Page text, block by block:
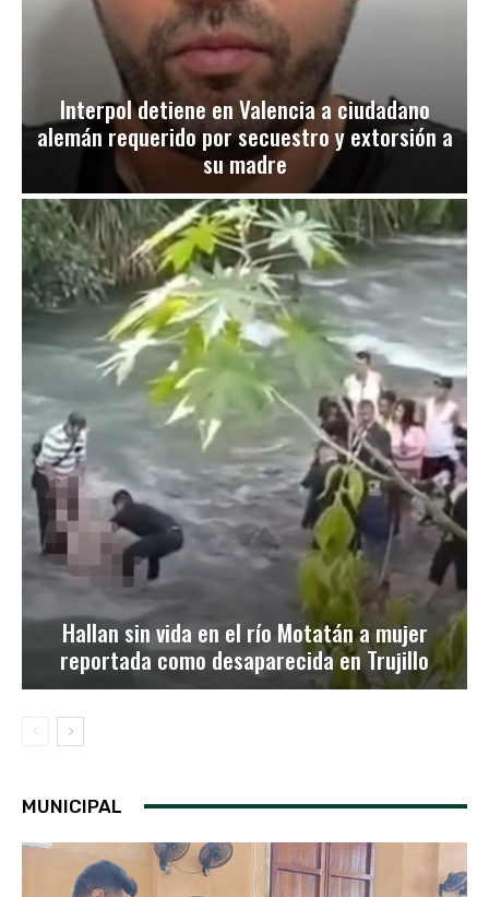
Interpol detiene en Valencia a ciudadano
alemán requerido por secuestro y extorsión a
su madre
Hallan sin vida en el río Motatán a mujer
reportada como desaparecida en Trujillo
MUNICIPAL